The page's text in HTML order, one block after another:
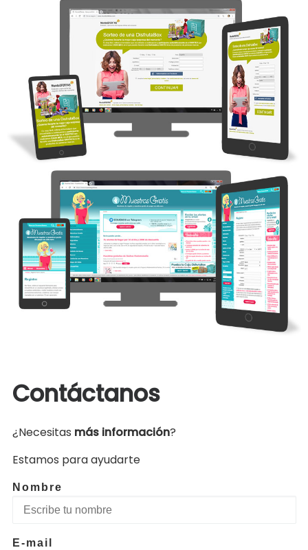
Contáctanos
¿Necesitas más información?
Estamos para ayudarte
Nombre
E-mail